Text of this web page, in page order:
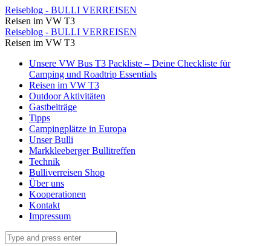
Wir
schlendern
durch
die
Gassen
von
Bryggen
Reiseblog
BULLI
VERREISEN
Reiseblog - BULLI VERREISEN
Reisen im VW T3
Wir
schlendern
durch
die
Gassen
von
Bryggen
Reiseblog
BULLI
VERREISEN
Reiseblog - BULLI VERREISEN
Reisen im VW T3
Skip
content
Unsere VW Bus T3 Packliste – Deine Checkliste für
Camping und Roadtrip Essentials
Reisen im VW T3
Outdoor Aktivitäten
Gastbeiträge
Tipps
Campingplätze in Europa
Unser Bulli
Markkleeberger Bullitreffen
Technik
Bulliverreisen Shop
Über uns
Kooperationen
Kontakt
Impressum
Search